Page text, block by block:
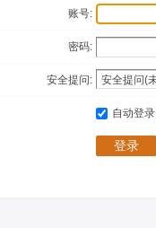
账号:
密码:
安全提问:
自动登录
登录